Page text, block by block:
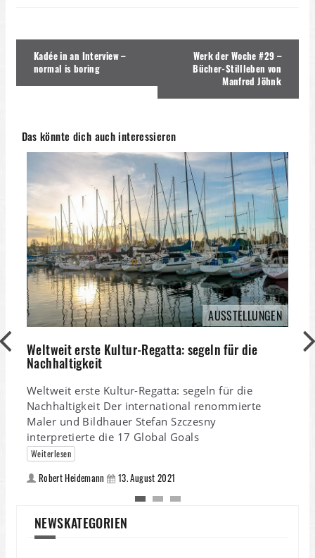
Beitragsnavigation
Kadée in an Interview –
normal is boring
Werk der Woche #29 –
Bücher-Stillleben von
Manfred Jöhnk
Das könnte dich auch interessieren
AUSSTELLUNGEN
Weltweit erste Kultur-Regatta: segeln für die
Nachhaltigkeit
Weltweit erste Kultur-Regatta: segeln für die
Nachhaltigkeit Der international renommierte
Maler und Bildhauer Stefan Szczesny
interpretierte die 17 Global Goals
Weiterlesen
Robert Heidemann 13. August 2021
NEWSKATEGORIEN